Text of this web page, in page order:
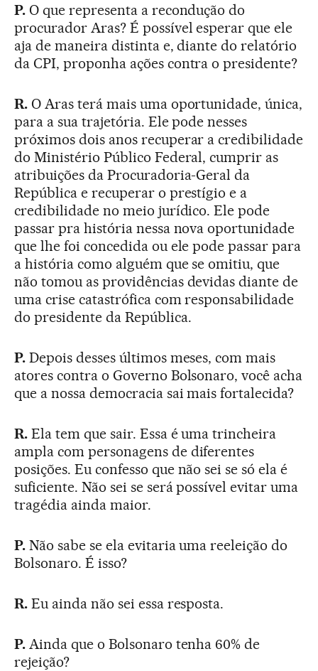
P.O que representa a recondução do
procurador Aras? É possível esperar que ele
aja de maneira distinta e, diante do relatório
da CPI, proponha ações contra o presidente?
R. O Aras terá mais uma oportunidade, única,
para a sua trajetória. Ele pode nesses
próximos dois anos recuperar a credibilidade
do Ministério Público Federal, cumprir as
atribuições da Procuradoria-Geral da
República e recuperar o prestígio e a
credibilidade no meio jurídico. Ele pode
passar pra história nessa nova oportunidade
que lhe foi concedida ou ele pode passar para
a história como alguém que se omitiu, que
não tomou as providências devidas diante de
uma crise catastrófica com responsabilidade
do presidente da República.
P. Depois desses últimos meses, com mais
atores contra o Governo Bolsonaro, você acha
que a nossa democracia sai mais fortalecida?
R. Ela tem que sair. Essa é uma trincheira
ampla com personagens de diferentes
posições. Eu confesso que não sei se só ela é
suficiente. Não sei se será possível evitar uma
tragédia ainda maior.
P. Não sabe se ela evitaria uma reeleição do
Bolsonaro. É isso?
R. Eu ainda não sei essa resposta.
P. Ainda que o Bolsonaro tenha 60% de
rejeição?